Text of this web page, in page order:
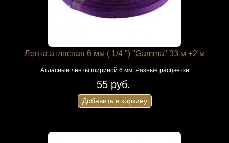
Лента атласная 6 мм ( 1/4 ") "Gamma" 33 м ±2 м
Атласные ленты шириной 6 мм. Разные расцветки
55 руб.
Добавить в корзину